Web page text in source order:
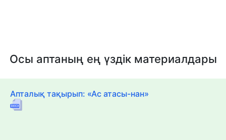
Осы аптаның ең үздік материалдары
Апталық тақырып: «Ас атасы-нан»